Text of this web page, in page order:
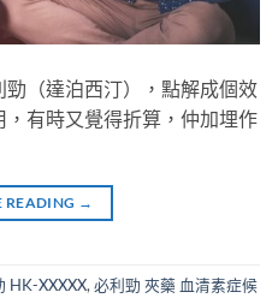
勁（達泊西汀），點解成個效
有時又覺得折算，仲加埋作
READING →
HK-XXXXX, 必利勁 夾藥 血清素症候